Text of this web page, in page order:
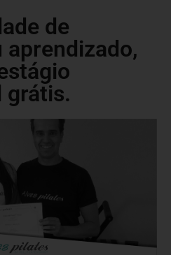
de
aprendizado,
grátis.